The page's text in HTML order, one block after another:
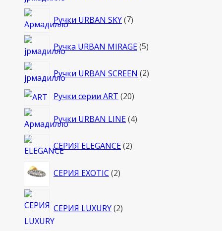
Ручки URBAN SKY 77
Ручка URBAN MIRAGE 55
Ручки URBAN SCREEN 22
Ручки серии ART 2020
Ручки URBAN LINE 44
СЕРИЯ ELEGANCE 22
СЕРИЯ EXOTIC 22
СЕРИЯ LUXURY 2товара